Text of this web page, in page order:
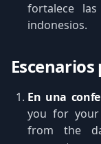
fortalece
indonesios.
En una
you for your
from the